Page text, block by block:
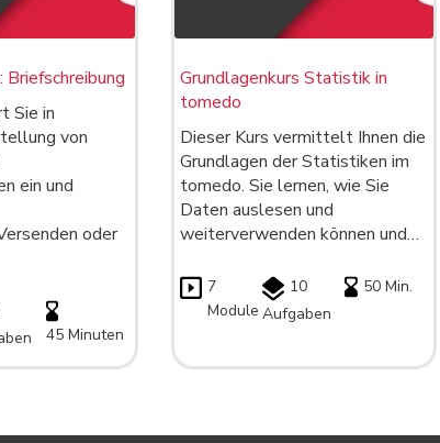
Briefschreibung
Sie in
von
ein und
oder
45 Minuten
Grundlagenkurs Statistik in
tomedo
Dieser Kurs vermittelt Ihnen die
Grundlagen der Statistiken im
tomedo. Sie lernen, wie Sie
Daten auslesen und
weiterverwenden können und…
7
Module
10
Aufgaben
50 Min.